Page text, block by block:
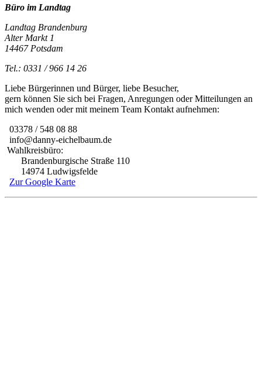
Büro im Landtag
Landtag Brandenburg
Alter Markt 1
14467 Potsdam
Tel.: 0331 / 966 14 26
Liebe Bürgerinnen und Bürger, liebe Besucher,
gern können Sie sich bei Fragen, Anregungen oder Mitteilungen an
mich wenden oder mit meinem Team Kontakt aufnehmen:
03378 / 548 08 88
info@danny-eichelbaum.de
Wahlkreisbüro:
Brandenburgische Straße 110
14974 Ludwigsfelde
Zur Google Karte